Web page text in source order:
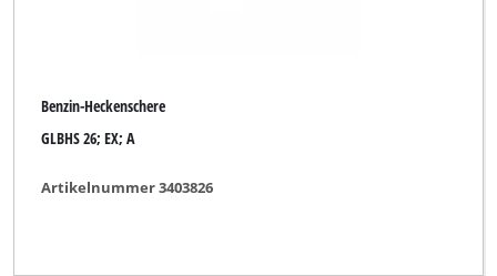
Benzin-Heckenschere
GLBHS 26; EX; A
Artikelnummer 3403826